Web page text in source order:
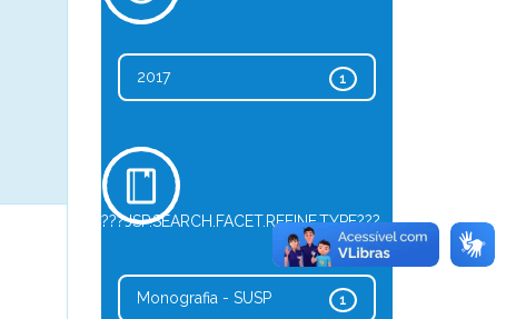
1
2017
???JSP.SEARCH.FACET.REFINE.TYPE???
1
Monografia - SUSP